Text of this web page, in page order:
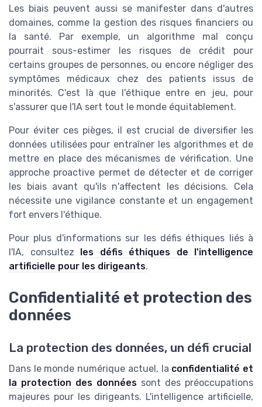
Les biais peuvent aussi se manifester dans d'autres
domaines, comme la gestion des risques financiers ou
la santé. Par exemple, un algorithme mal conçu
pourrait sous-estimer les risques de crédit pour
certains groupes de personnes, ou encore négliger des
symptômes médicaux chez des patients issus de
minorités. C'est là que l'éthique entre en jeu, pour
s'assurer que l'IA sert tout le monde équitablement.
Pour éviter ces pièges, il est crucial de diversifier les
données utilisées pour entraîner les algorithmes et de
mettre en place des mécanismes de vérification. Une
approche proactive permet de détecter et de corriger
les biais avant qu'ils n'affectent les décisions. Cela
nécessite une vigilance constante et un engagement
fort envers l'éthique.
Pour plus d'informations sur les défis éthiques liés à
l'IA, consultez les défis éthiques de l'intelligence
artificielle pour les dirigeants.
Confidentialité et protection des
données
La protection des données, un défi crucial
Dans le monde numérique actuel, la confidentialité et
la protection des données sont des préoccupations
majeures pour les dirigeants. L'intelligence artificielle,